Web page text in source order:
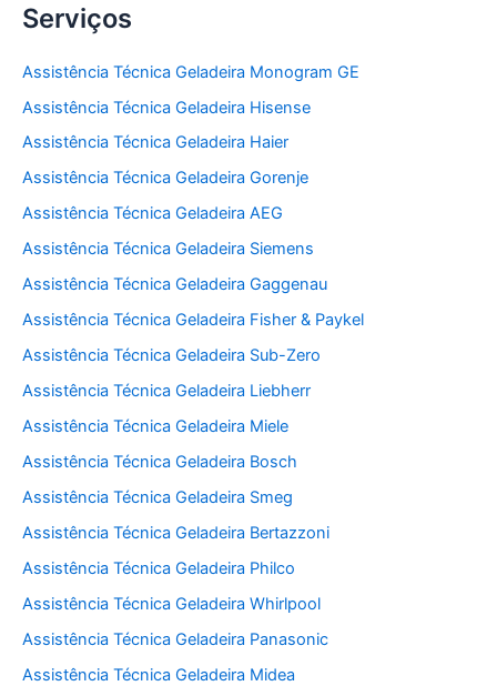
Serviços
Assistência Técnica Geladeira Monogram GE
Assistência Técnica Geladeira Hisense
Assistência Técnica Geladeira Haier
Assistência Técnica Geladeira Gorenje
Assistência Técnica Geladeira AEG
Assistência Técnica Geladeira Siemens
Assistência Técnica Geladeira Gaggenau
Assistência Técnica Geladeira Fisher & Paykel
Assistência Técnica Geladeira Sub-Zero
Assistência Técnica Geladeira Liebherr
Assistência Técnica Geladeira Miele
Assistência Técnica Geladeira Bosch
Assistência Técnica Geladeira Smeg
Assistência Técnica Geladeira Bertazzoni
Assistência Técnica Geladeira Philco
Assistência Técnica Geladeira Whirlpool
Assistência Técnica Geladeira Panasonic
Assistência Técnica Geladeira Midea